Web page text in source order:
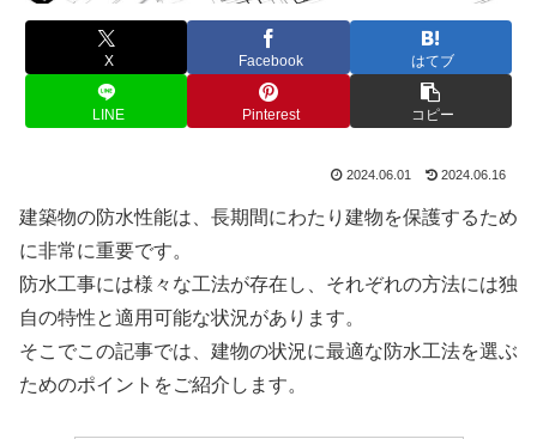
X Facebook はてブ
LINE Pinterest コピー
2024.06.01 2024.06.16
建築物の防水性能は、長期間にわたり建物を保護するため
に非常に重要です。
防水工事には様々な工法が存在し、それぞれの方法には独
自の特性と適用可能な状況があります。
そこでこの記事では、建物の状況に最適な防水工法を選ぶ
ためのポイントをご紹介します。